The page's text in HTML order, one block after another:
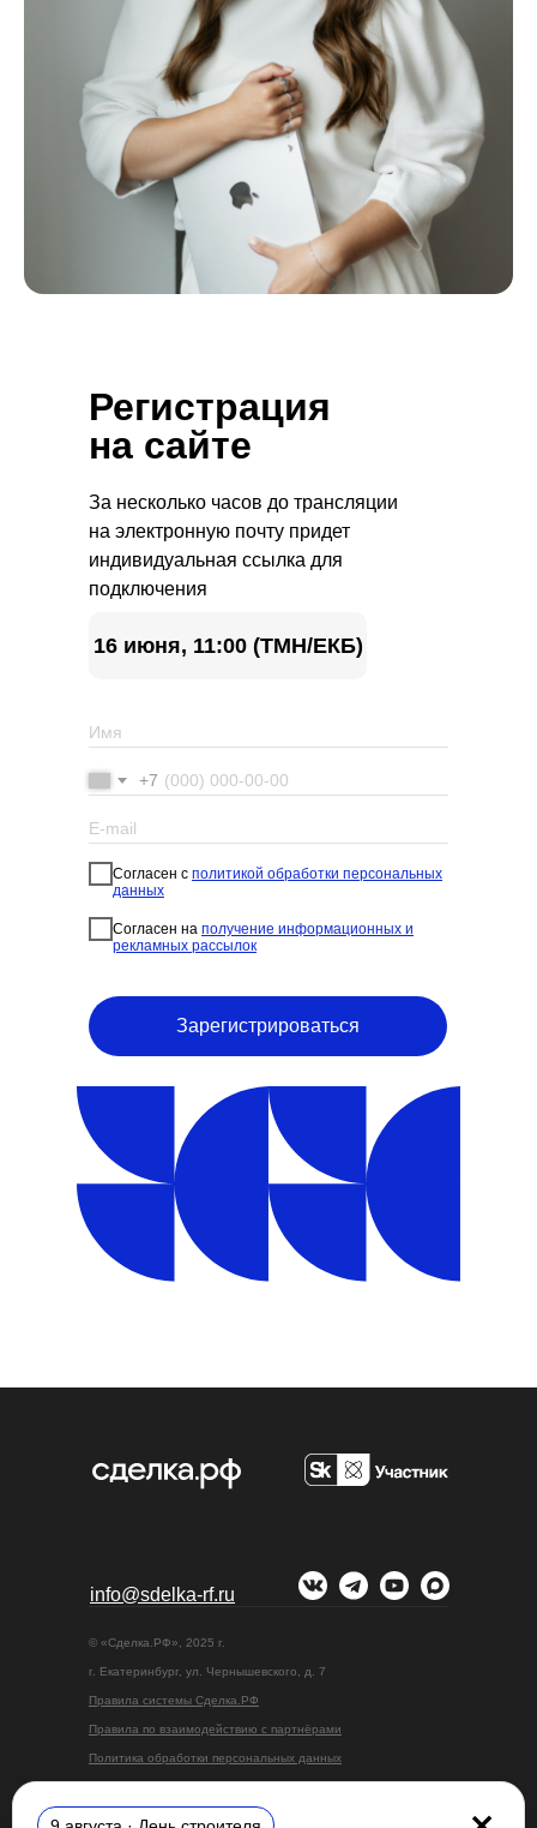
16 июня, 11:00 (ТМН/ЕКБ)
За несколько часов до трансляции
на электронную почту придет
индивидуальная ссылка для
подключения
Регистрация
на сайте
+7
Согласен с политикой обработки персональных
данных
Согласен на получение информационных и
рекламных рассылок
Зарегистрироваться
info@sdelka-rf.ru
© «Сделка.РФ», 2025 г.
г. Екатеринбург, ул. Чернышевского, д. 7
Правила по взаимодействию с партнёрами
Информация для покупателей
Правила системы Сделка.РФ
Политика обработки персональных данных